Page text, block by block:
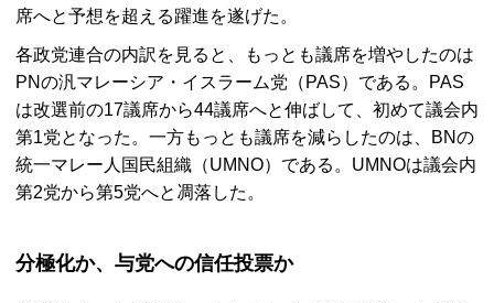
席へと予想を超える躍進を遂げた。
各政党連合の内訳を見ると、もっとも議席を増やしたのは
PNの汎マレーシア・イスラーム党（ PAS）である。
PAS
は改選前の17議席から44議席へと伸ばして、初めて議会内
第1党となった。一方もっとも議席を減らしたのは、
BNの
統一マレー人国民組織（UMNO）である。 UMNOは議会内
第2党から第5党へと凋落した。
分極化か、与党への信任投票か